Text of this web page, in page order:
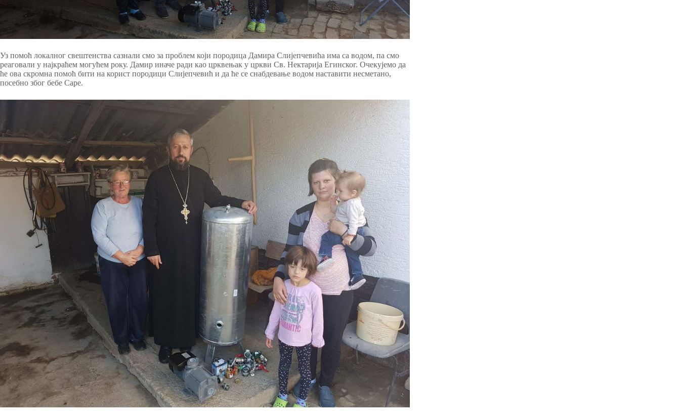
Уз помоћ локалног свештенства сазнали смо за проблем који породица Дамира Слијепчевића има са водом, па смо
реаговали у најкраћем могућем року. Дамир иначе ради као црквењак у цркви Св. Нектарија Егинског. Очекујемо да
ће ова скромна помоћ бити на корист породици Слијепчевић и да ће се снабдевање водом наставити несметано,
посебно због бебе Саре.